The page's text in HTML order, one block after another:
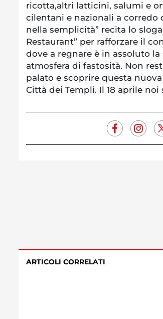
ricotta,altri latticini, salumi e
cilentani e nazionali a corredo
nella semplicità” recita lo
Restaurant” per rafforzare il
dove a regnare è in assoluto
atmosfera di fastosità. Non
palato e scoprire questa
Città dei Templi. Il 18 aprile noi
ARTICOLI CORRELATI